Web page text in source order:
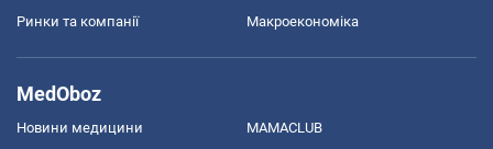
Ринки та компанії Макроекономіка
MedOboz
Новини медицини MAMACLUB